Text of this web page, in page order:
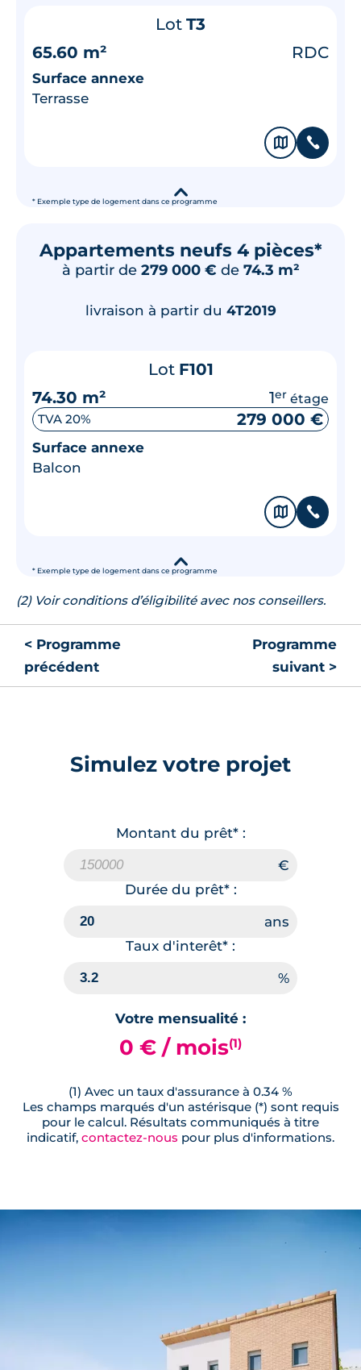
* Exemple type de logement dans ce programme
Lot T3
65.60 m²
RDC
Surface annexe
Terrasse
🗞 📞
▾
Appartements neufs 4 pièces*
à partir de 279 000 € de 74.3 m²
* Exemple type de logement dans ce programme
livraison à partir du 4T2019
Lot F101
74.30 m²
1er étage
TVA 20% 279 000 €
Surface annexe
Balcon
🗞 📞
▾
(2) Voir conditions d’éligibilité avec nos conseillers.
< Programme
précédent
Programme
suivant >
Simulez votre projet
Montant du prêt* :
Durée du prêt* :
Taux d'interêt* :
Votre mensualité :
0 € / mois(1)
(1) Avec un taux d'assurance à 0.34 %
Les champs marqués d'un astérisque (*) sont requis
pour le calcul. Résultats communiqués à titre
indicatif, contactez-nous pour plus d'informations.